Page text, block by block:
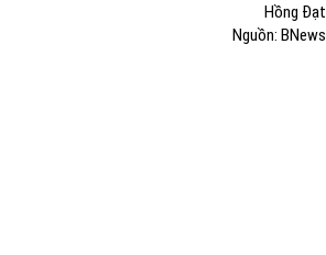
Hồng Đạt
Nguồn: BNews